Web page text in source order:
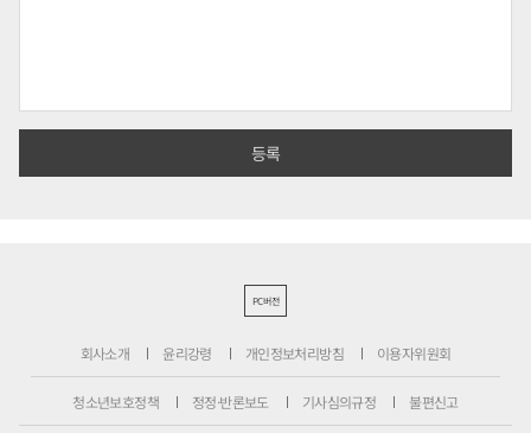
PC버전
회사소개 윤리강령 개인정보처리방침 이용자위원회
청소년보호정책 정정·반론보도 기사심의규정 불편신고